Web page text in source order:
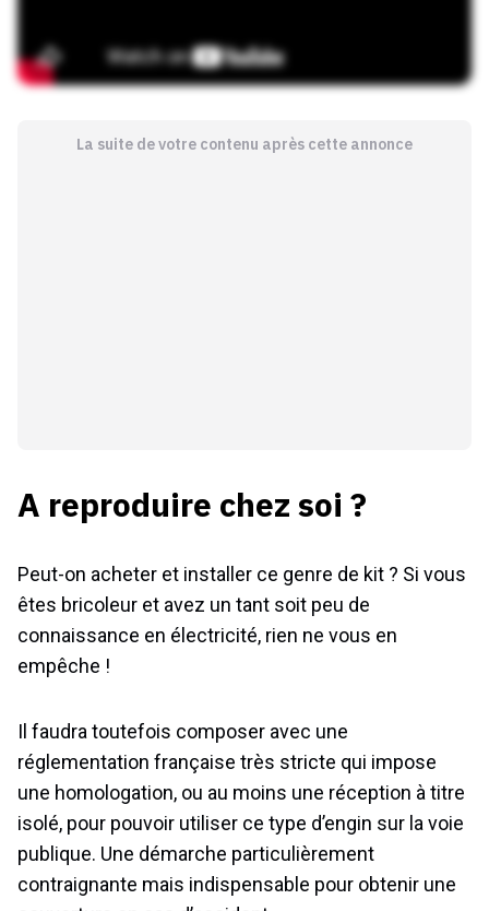
La suite de votre contenu après cette annonce
A reproduire chez soi ?
Peut-on acheter et installer ce genre de kit ? Si vous
êtes bricoleur et avez un tant soit peu de
connaissance en électricité, rien ne vous en
empêche !
Il faudra toutefois composer avec une
réglementation française très stricte qui impose
une homologation, ou au moins une réception à titre
isolé, pour pouvoir utiliser ce type d’engin sur la voie
publique. Une démarche particulièrement
contraignante mais indispensable pour obtenir une